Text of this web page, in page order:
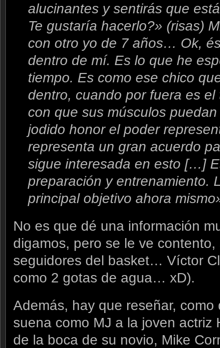
alucinantes y sentirás que
Te gustaría hacerlo?» (risas)
con otro yo de 7 años… Ok,
dentro de mí. Es lo que he
tiempo. Es como ese chico
dentro, cuando por fuera es
con que sus músculos
jodido honor el poder
representa un gran acuerdo
sigue interesada en esto […]
preparación y entrenamiento.
principal objetivo ahora
No es que dé una información
digamos, pero se le ve
seguidores del basket… Víctor
como 2 gotas de agua… xD).
Además, hay que reseñar,
suena como MJ a la joven actriz
de la boca de su novio, Mike